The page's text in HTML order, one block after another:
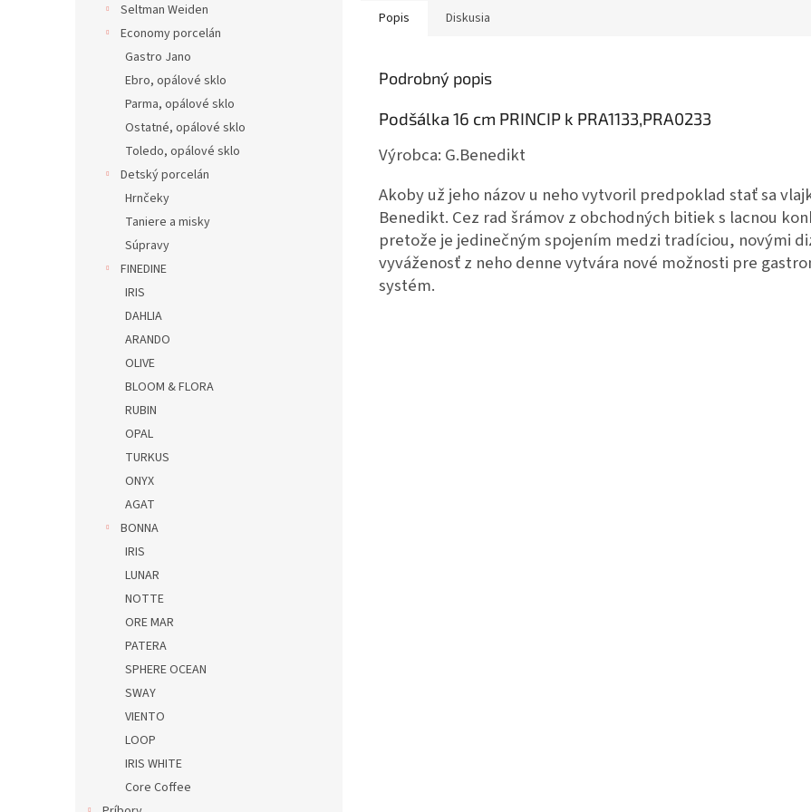
Seltman Weiden
Economy porcelán
Gastro Jano
Ebro, opálové sklo
Parma, opálové sklo
Ostatné, opálové sklo
Toledo, opálové sklo
Detský porcelán
Hrnčeky
Taniere a misky
Súpravy
FINEDINE
IRIS
DAHLIA
ARANDO
OLIVE
BLOOM & FLORA
RUBIN
OPAL
TURKUS
ONYX
AGAT
BONNA
IRIS
LUNAR
NOTTE
ORE MAR
PATERA
SPHERE OCEAN
SWAY
VIENTO
LOOP
IRIS WHITE
Core Coffee
Popis Diskusia
Podrobný popis
Podšálka 16 cm PRINCIP k PRA1133,PRA0233
Výrobca: G.Benedikt
Akoby už jeho názov u neho vytvoril predpoklad stať sa
Benedikt. Cez rad šrámov z obchodných bitiek s lacnou
pretože je jedinečným spojením medzi tradíciou, novými
vyváženosť z neho denne vytvára nové možnosti pre
systém.